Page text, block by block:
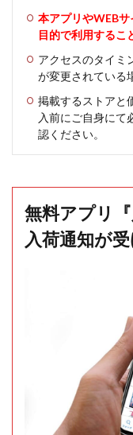
本アプリやWEB
目的で利用するこ
アクセスのタイミ
が変更されている
掲載するストアと
入前にご自身にて
認ください。
無料アプリ
入荷通知が